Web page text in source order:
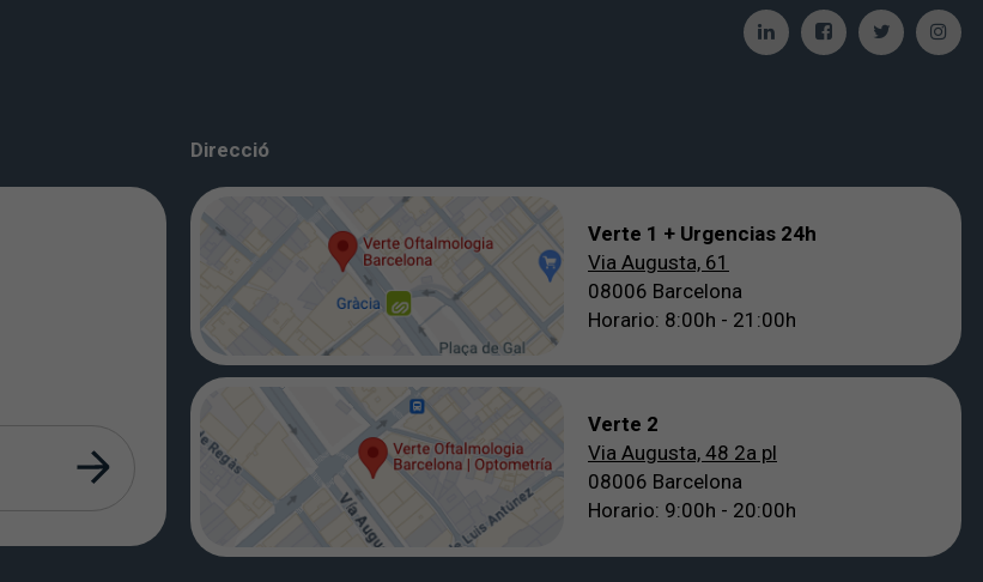
Direcció
Verte 1 + Urgencias 24h
Via Augusta, 61
08006 Barcelona
Horario: 8:00h - 21:00h
Verte 2
Via Augusta, 48 2a pl
08006 Barcelona
Horario: 9:00h - 20:00h